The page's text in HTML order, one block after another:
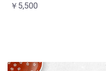
￥5,500